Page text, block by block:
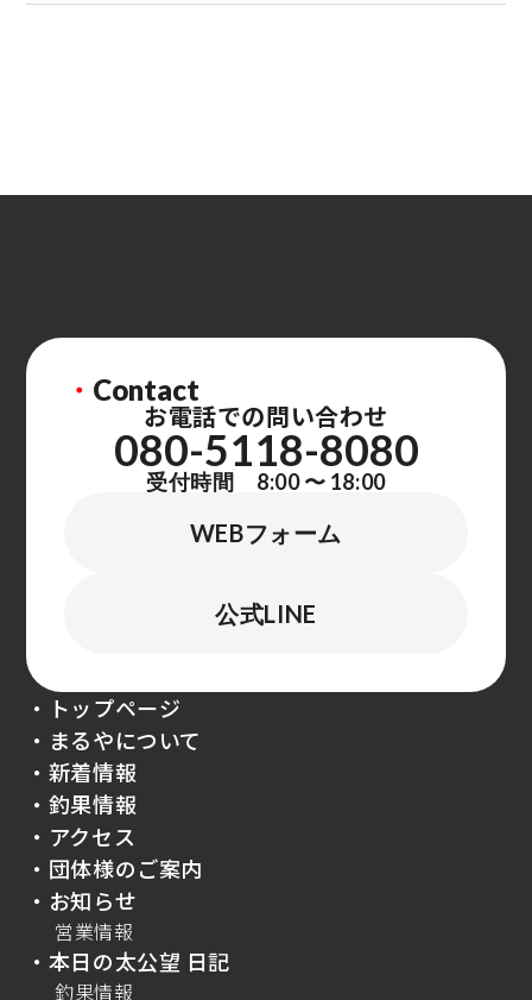
・ Contact
お電話での問い合わせ
080-5118-8080
受付時間 8:00 〜 18:00
WEBフォーム
公式LINE
・トップページ
・まるやについて
・新着情報
・釣果情報
・アクセス
・団体様のご案内
・お知らせ
営業情報
・本日の太公望 日記
釣果情報